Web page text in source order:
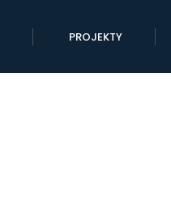
PROJEKTY